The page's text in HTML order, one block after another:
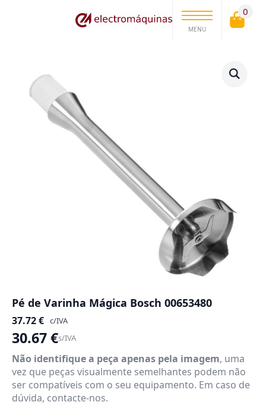
MENU
0
Pé de Varinha Mágica Bosch 00653480
37.72€ c/IVA
30.67€s/IVA
Não identifique a peça apenas pela imagem, uma
vez que peças visualmente semelhantes podem não
ser compatíveis com o seu equipamento. Em caso de
dúvida, contacte-nos.